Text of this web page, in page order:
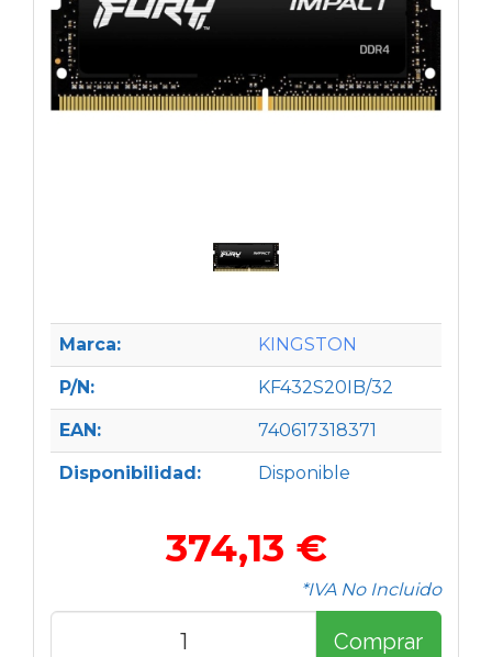
Marca: KINGSTON
P/N: KF432S20IB/32
EAN: 740617318371
Disponibilidad: Disponible
374,13 €
*IVA No Incluido
Comprar